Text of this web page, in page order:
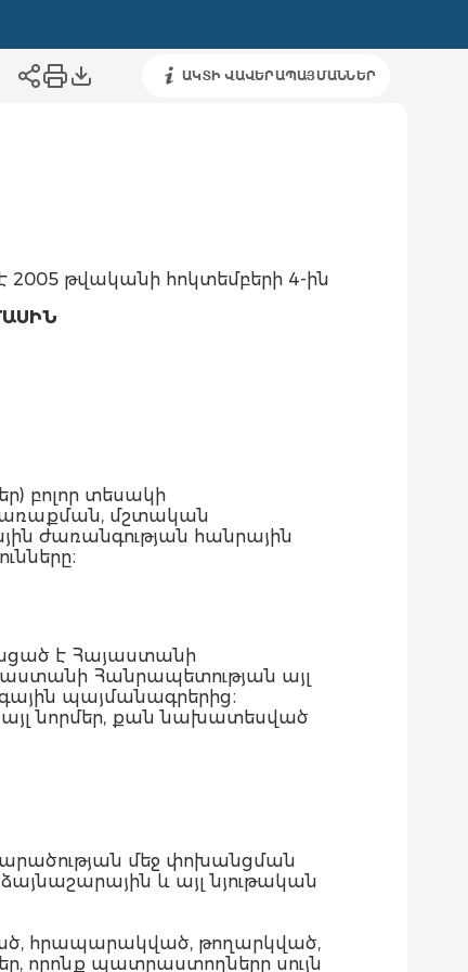
ԱԿՏԻ ՎԱՎԵՐԱՊԱՅՄԱՆՆԵՐ
2005 թվականի հոկտեմբերի 4-ին
բոլոր տեսակի
առաքման, մշտական
ժառանգության հանրային
է Հայաստանի
Հանրապետության այլ
պայմանագրերից։
նորմեր, քան նախատեսված
մեջ փոխանցման
և այլ նյութական
հրապարակված, թողարկված,
պատրաստողները սույն